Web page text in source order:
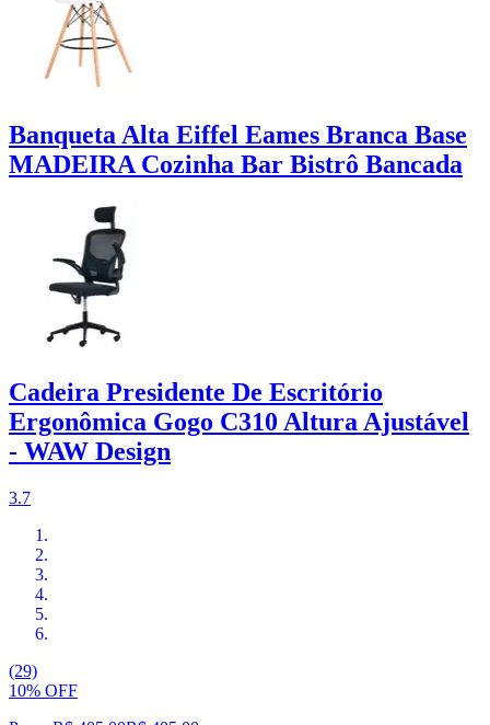
Banqueta Alta Eiffel Eames Branca Base
MADEIRA Cozinha Bar Bistrô Bancada
Cadeira Presidente De Escritório
Ergonômica Gogo C310 Altura Ajustável
- WAW Design
3.7
(29)
10% OFF